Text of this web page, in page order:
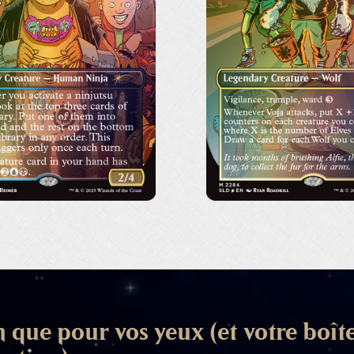
que pour vos yeux (et votre